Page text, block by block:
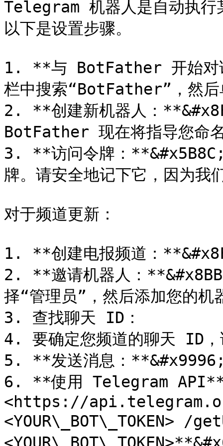
Telegram 机器人是自动执行
以下是设置步骤。
1. **与 BotFather 开始对
栏中搜索“BotFather”，然后
2. **创建新机器人：
BotFather 现在将指导您命
3. **访问令牌：
牌。请安全地记下它，因为我
对于频道更新：
1. **创建电报频道：
2. **邀请机器人：
择“管理员”，然后添加您的机
3. 查找聊天 ID：
4. 要确定您频道的聊天 ID，
5. **发送消息：**&#x9996;
6. **使用 Telegram API**
<https://
<YOUR\_BOT\_TOKEN> /